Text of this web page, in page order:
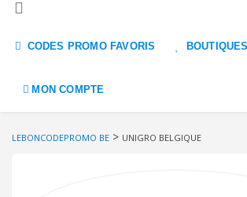
CODES PROMO FAVORIS
MON COMPTE
LEBONCODEPROMO BE > UNIGRO BELGIQUE